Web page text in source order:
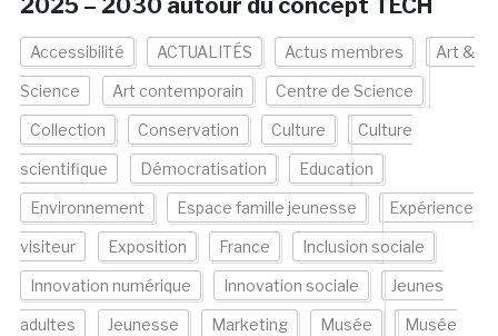
2025 – 2030 autour du concept TECH
Accessibilité ACTUALITÉS Actus membres Art &
Science Art contemporain Centre de Science
Collection Conservation Culture Culture
scientifique Démocratisation Education
Environnement Espace famille jeunesse Expérience
visiteur Exposition France Inclusion sociale
Innovation numérique Innovation sociale Jeunes
adultes Jeunesse Marketing Musée Musée